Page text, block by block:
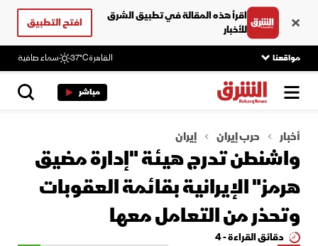
اقرأ هذه المقالة في تطبيق الشرق
للأخبار
افتح التطبيق
مواقعنا القاهرة37°C سماء صافية
مباشر
أخبار حرب إيران إيران
واشنطن تدرج هيئة "إدارة مضيق
هرمز" الإيرانية بقائمة العقوبات
وتحذر من التعامل معها
دقائق القراءة - 4